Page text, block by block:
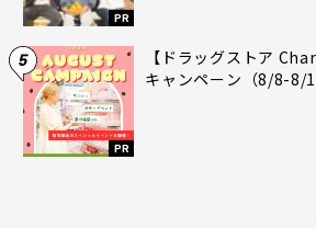
PR
5
PR
【ドラッグストア
キャンペーン（8/8-8/